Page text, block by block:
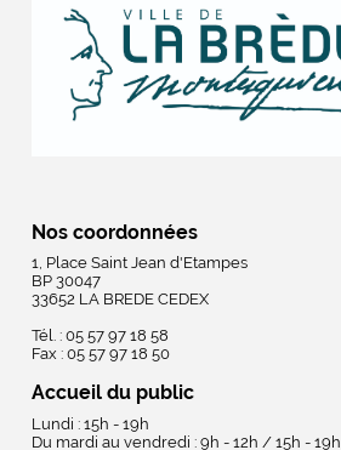
Nos coordonnées
1, Place Saint Jean d'Etampes
BP 30047
33652 LA BREDE CEDEX
Tél. : 05 57 97 18 58
Fax : 05 57 97 18 50
Accueil du public
Lundi : 15h - 19h
Du mardi au vendredi : 9h - 12h / 15h - 19h